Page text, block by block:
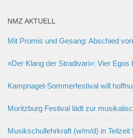
NMZ AKTUELL
Mit Promis und Gesang: Abschied
«Der Klang der Stradivari»: Vier
Kampnagel-Sommerfestival will
Moritzburg Festival lädt zur
Musikschullehrkraft (w/m/d) in Teilzeit